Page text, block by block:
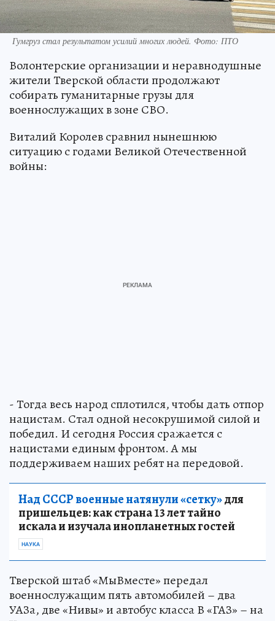
Гумгруз стал результатом усилий многих людей. Фото: ПТО
Волонтерские организации и неравнодушные
жители Тверской области продолжают
собирать гуманитарные грузы для
военнослужащих в зоне СВО.
Виталий Королев сравнил нынешнюю
ситуацию с годами Великой Отечественной
войны:
- Тогда весь народ сплотился, чтобы дать отпор
нацистам. Стал одной несокрушимой силой и
победил. И сегодня Россия сражается с
нацистами единым фронтом. А мы
поддерживаем наших ребят на передовой.
Над СССР военные натянули «сетку»для
пришельцев: как страна 13 лет тайно
искала и изучала инопланетных гостей
НАУКА
Тверской штаб «МыВместе» передал
военнослужащим пять автомобилей – два
УАЗа, две «Нивы» и автобус класса В «ГАЗ» – на